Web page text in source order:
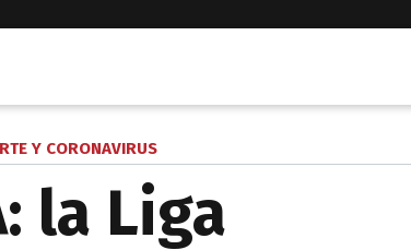
Y CORONAVIRUS
la Liga